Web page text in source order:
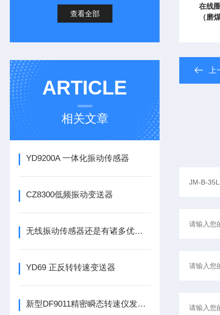
查看全部
ARTICLE
相关文章
YD9200A 一体化振动传感器
CZ8300低频振动变送器
无线振动传感器还是有诸多优势的
YD69 正反转转速变送器
新型DF9011精密瞬态转速仪发布，为工业转速监测带来革新
在线
（磨